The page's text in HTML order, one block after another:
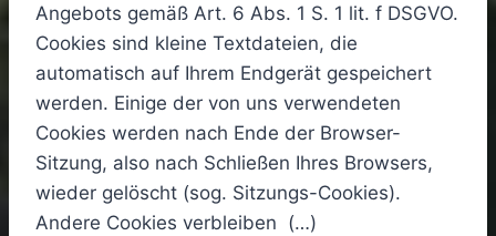
Angebots gemäß Art. 6 Abs. 1 S. 1 lit. f DSGVO.
Cookies sind kleine Textdateien, die
automatisch auf Ihrem Endgerät gespeichert
werden. Einige der von uns verwendeten
Cookies werden nach Ende der Browser-
Sitzung, also nach Schließen Ihres Browsers,
wieder gelöscht (sog. Sitzungs-Cookies).
Andere Cookies verbleiben (…)